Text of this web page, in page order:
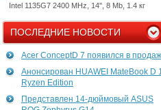
Intel 1135G7 2400 MHz, 14", 8 Mb, 1.4 кг
ПОСЛЕДНИЕ НОВОСТИ
Acer ConceptD 7 появился в
Анонсирован HUAWEI MateBook D
Ryzen Edition
Представлен 14-дюймовый ASUS